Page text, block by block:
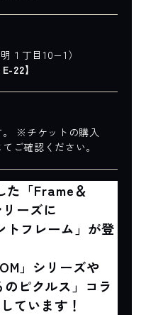
１丁目10−1）
22】
※チケットの購入
てご確認ください。
た「Frame＆
ーズに
トフレーム」が登
」シリーズや
ピクルス」コラ
ています！